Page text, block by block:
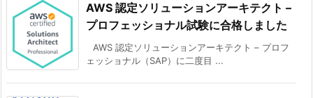
AWS 認定ソリューションアーキテクト –
プロフェッショナル試験に合格しました
AWS 認定ソリューションアーキテクト – プロフ
ェッショナル（SAP）に二度目 ...